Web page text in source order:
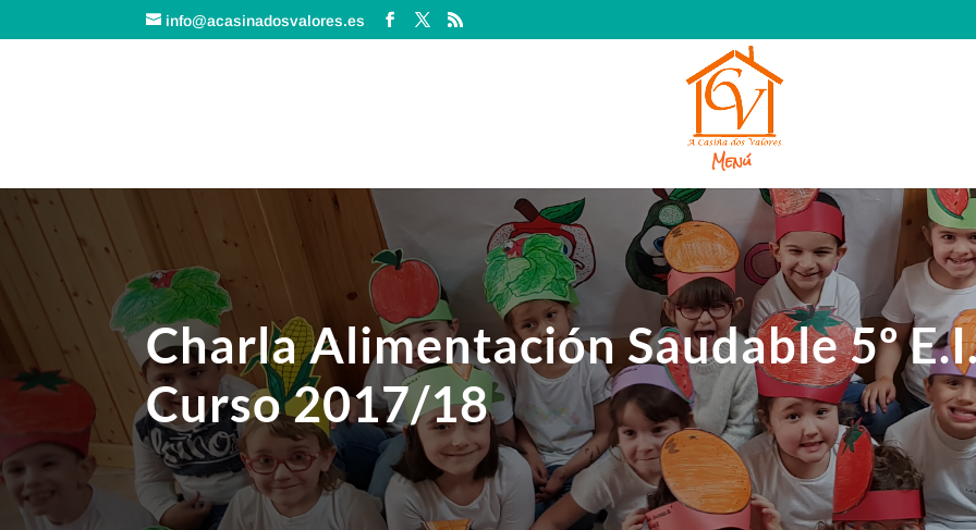
info@acasinadosvalores.es
Menú
Charla Alimentación Saudable 5º
Curso 2017/18